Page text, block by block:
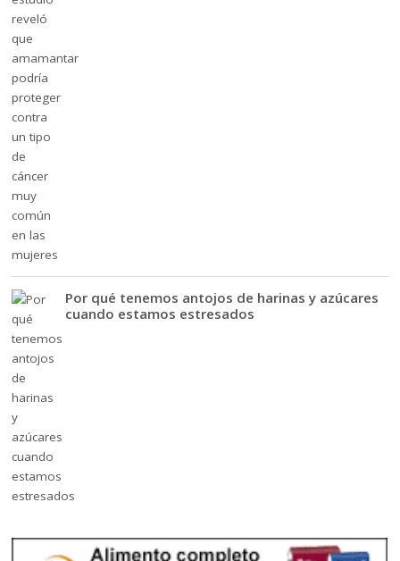
Por qué tenemos antojos de harinas y azúcares
cuando estamos estresados